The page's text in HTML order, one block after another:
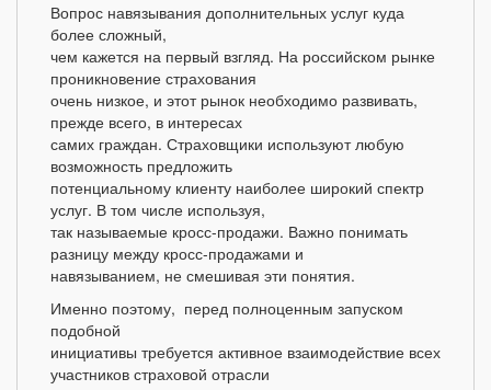
Вопрос навязывания дополнительных услуг куда
более сложный,
чем кажется на первый взгляд. На российском рынке
проникновение страхования
очень низкое, и этот рынок необходимо развивать,
прежде всего, в интересах
самих граждан. Страховщики используют любую
возможность предложить
потенциальному клиенту наиболее широкий спектр
услуг. В том числе используя,
так называемые кросс-продажи. Важно понимать
разницу между кросс-продажами и
навязыванием, не смешивая эти понятия.
Именно поэтому, перед полноценным запуском
подобной
инициативы требуется активное взаимодействие всех
участников страховой отрасли